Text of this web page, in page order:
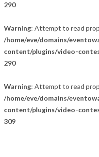
290
Warning: Attempt to read
/home/eve/domains/
content/plugins/video-
290
Warning: Attempt to read
/home/eve/domains/
content/plugins/video-
309